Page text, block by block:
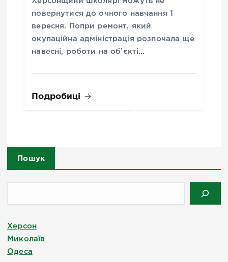
повернутися до очного навчання 1
вересня. Попри ремонт, який
окупаційна адміністрація розпочала ще
навесні, роботи на об’єкті…
Подробиці
Пошук
Херсон
Миколаїв
Одеса